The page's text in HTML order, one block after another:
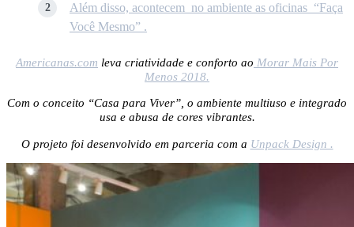
Além disso, acontecem no ambiente as oficinas “Faça
Você Mesmo” .
Americanas.com leva criatividade e conforto ao Morar Mais Por
Menos 2018.
Com o conceito “Casa para Viver”, o ambiente multiuso e integrado
usa e abusa de cores vibrantes.
O projeto foi desenvolvido em parceria com a Unpack Design .